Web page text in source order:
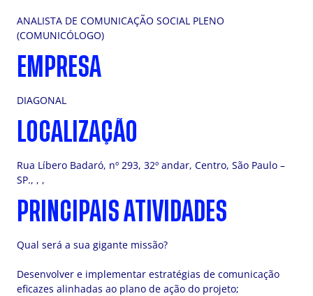
ANALISTA DE COMUNICAÇÃO SOCIAL PLENO
(COMUNICÓLOGO)
EMPRESA
DIAGONAL
LOCALIZAÇÃO
Rua Líbero Badaró, nº 293, 32º andar, Centro, São Paulo –
SP., , ,
PRINCIPAIS ATIVIDADES
Qual será a sua gigante missão?
Desenvolver e implementar estratégias de comunicação
eficazes alinhadas ao plano de ação do projeto;